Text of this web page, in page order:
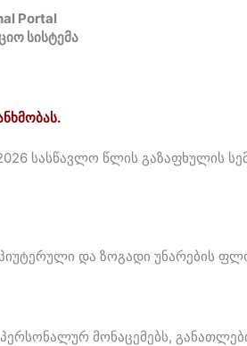
Portal
სისტემა
სასწავლო წლის გაზაფხულის
და ზოგადი უნარების
მონაცემებს,